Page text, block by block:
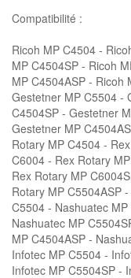
Compatibilité :
Ricoh MP C4504 -
MP C4504SP - Ricoh
MP C4504ASP - Ricoh
Gestetner MP C5504 -
C4504SP - Gestetner
Gestetner MP
Rotary MP C4504 -
C6004 - Rex Rotary
Rex Rotary MP
Rotary MP C5504ASP
C5504 - Nashuatec
Nashuatec MP
MP C4504ASP -
Infotec MP C5504 -
Infotec MP C5504SP -